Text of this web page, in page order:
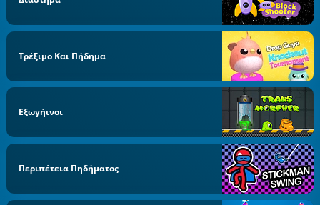
Τρέξιμο Και Πήδημα
Εξωγήινοι
Περιπέτεια Πηδήματος